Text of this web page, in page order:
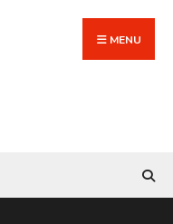
MENU